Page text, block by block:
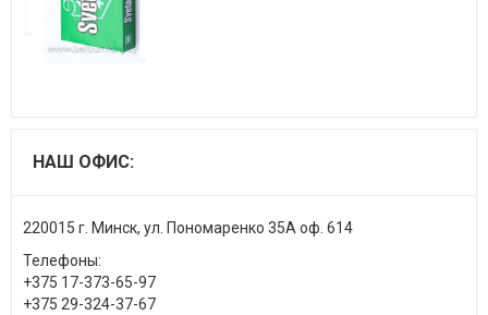
НАШ ОФИС:
220015 г. Минск, ул. Пономаренко 35А оф. 614
Телефоны:
+375 17-373-65-97
+375 29-324-37-67